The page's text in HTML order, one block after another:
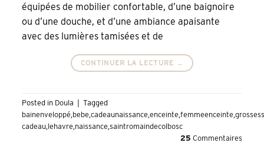
équipées de mobilier confortable, d’une baignoire
ou d’une douche, et d’une ambiance apaisante
avec des lumières tamisées et de
CONTINUER LA LECTURE →
Posted in Doula
Tagged
bainenveloppé,bebe,cadeaunaissance,enceinte,femmeenceinte,
cadeau,lehavre,naissance,saintromaindecolbosc
25 Commentaires